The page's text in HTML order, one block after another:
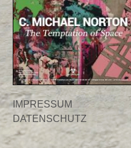
IMPRESSUM
DATENSCHUTZ